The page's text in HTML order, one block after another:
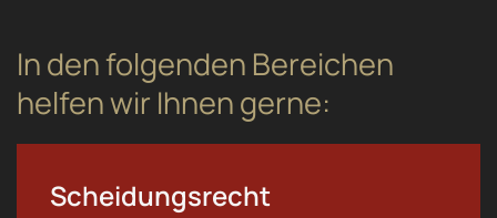
In den folgenden Bereichen
helfen wir Ihnen gerne:
Scheidungsrecht